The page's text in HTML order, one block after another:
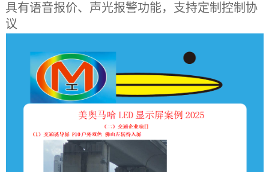
具有语音报价、声光报警功能， 支持定制控制协
议